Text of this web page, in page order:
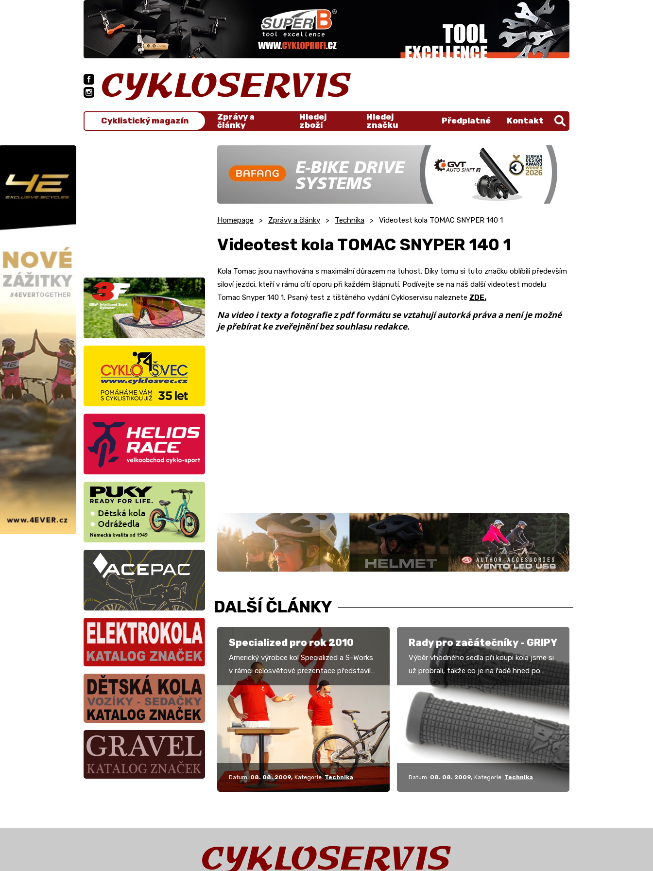
Cyklistický magazín
Zprávy a
články
Hledej
zboží
Hledej
značku
Předplatné Kontakt
Homepage Zprávy a články Technika Videotest kola TOMAC SNYPER 140 1
Videotest kola TOMAC SNYPER 140 1
Kola Tomac jsou navrhována s maximální důrazem na tuhost. Díky tomu si tuto značku oblíbili především
siloví jezdci, kteří v rámu cítí oporu při každém šlápnutí. Podívejte se na náš další videotest modelu
Tomac Snyper 140 1. Psaný test z tištěného vydání Cykloservisu naleznete ZDE.
Na video i texty a fotografie z pdf formátu se vztahují autorká práva a není je možné
je přebírat ke zveřejnění bez souhlasu redakce.
DALŠÍ ČLÁNKY
Specialized pro rok 2010
Americký výrobce kol Specialized a S-Works
v rámci celosvětové prezentace představil
své novinky pro rok 2010. Mezi ty
nejzásadnější patří…
Datum: 08. 08. 2009 Kategorie: Technika
Rady pro začátečníky - GRIPY
Výběr vhodného sedla při koupi kola jsme si
už probrali, takže co je na řadě hned po
sedacím ústrojí? Správně tušíte, že rukojeti,
nebo…
Datum: 08. 08. 2009 Kategorie: Technika